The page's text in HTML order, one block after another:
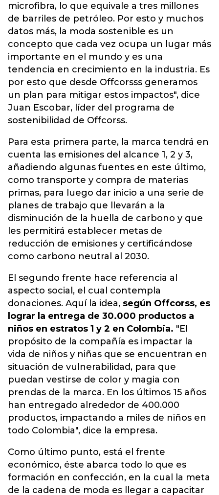
microfibra, lo que equivale a tres millones
de barriles de petróleo. Por esto y muchos
datos más, la moda sostenible es un
concepto que cada vez ocupa un lugar más
importante en el mundo y es una
tendencia en crecimiento en la industria. Es
por esto que desde Offcorsss generamos
un plan para mitigar estos impactos", dice
Juan Escobar, líder del programa de
sostenibilidad de Offcorss.
Para esta primera parte, la marca tendrá en
cuenta las emisiones del alcance 1, 2 y 3,
añadiendo algunas fuentes en este último,
como transporte y compra de materias
primas, para luego dar inicio a una serie de
planes de trabajo que llevarán a la
disminución de la huella de carbono y que
les permitirá establecer metas de
reducción de emisiones y certificándose
como carbono neutral al 2030.
El segundo frente hace referencia al
aspecto social, el cual contempla
donaciones. Aquí la idea, según Offcorss, es
lograr la entrega de 30.000 productos a
niños en estratos 1 y 2 en Colombia. "El
propósito de la compañía es impactar la
vida de niños y niñas que se encuentran en
situación de vulnerabilidad, para que
puedan vestirse de color y magia con
prendas de la marca. En los últimos 15 años
han entregado alrededor de 400.000
productos, impactando a miles de niños en
todo Colombia", dice la empresa.
Como último punto, está el frente
económico, éste abarca todo lo que es
formación en confección, en la cual la meta
de la cadena de moda es llegar a capacitar